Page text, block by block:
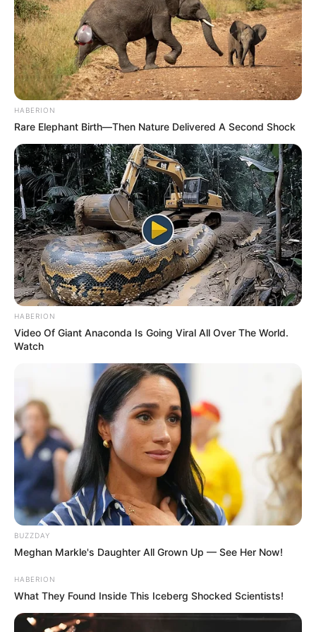
HABERION
Rare Elephant Birth—Then Nature Delivered A Second Shock
HABERION
Video Of Giant Anaconda Is Going Viral All Over The World.
Watch
BUZZDAY
Meghan Markle's Daughter All Grown Up — See Her Now!
HABERION
What They Found Inside This Iceberg Shocked Scientists!